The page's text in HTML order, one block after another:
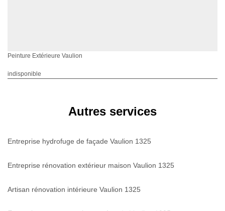
Peinture Extérieure Vaulion
indisponible
Autres services
Entreprise hydrofuge de façade Vaulion 1325
Entreprise rénovation extérieur maison Vaulion 1325
Artisan rénovation intérieure Vaulion 1325